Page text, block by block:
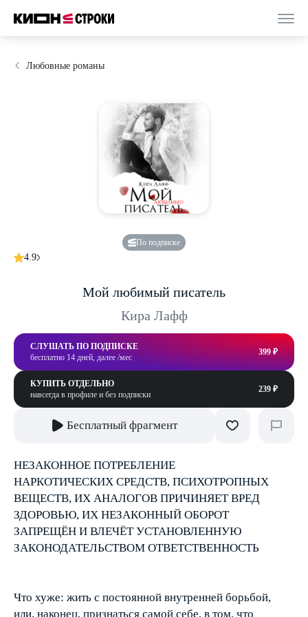
Любовные романы
По подписке
4.9
Мой любимый писатель
Кира Лафф
СЛУШАТЬ ПО ПОДПИСКЕ
бесплатно 14 дней, далее /мес
399 ₽
КУПИТЬ ОТДЕЛЬНО
навсегда в профиле и без подписки
239 ₽
Бесплатный фрагмент
НЕЗАКОННОЕ ПОТРЕБЛЕНИЕ
НАРКОТИЧЕСКИХ СРЕДСТВ, ПСИХОТРОПНЫХ
ВЕЩЕСТВ, ИХ АНАЛОГОВ ПРИЧИНЯЕТ ВРЕД
ЗДОРОВЬЮ, ИХ НЕЗАКОННЫЙ ОБОРОТ
ЗАПРЕЩЁН И ВЛЕЧЁТ УСТАНОВЛЕННУЮ
ЗАКОНОДАТЕЛЬСТВОМ ОТВЕТСТВЕННОСТЬ
Что хуже: жить с постоянной внутренней борьбой,
или, наконец, признаться самой себе, в том, что